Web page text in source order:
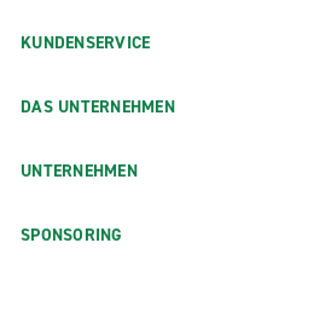
KUNDENSERVICE
DAS UNTERNEHMEN
UNTERNEHMEN
SPONSORING